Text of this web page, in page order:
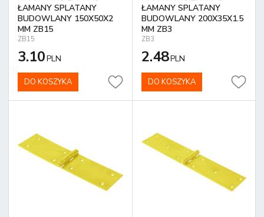
ŁAMANY SPLATANY
BUDOWLANY 150X50X2
MM ZB15
ZB15
3.10PLN
DO KOSZYKA
ŁAMANY SPLATANY
BUDOWLANY 200X35X1.5
MM ZB3
ZB3
2.48PLN
DO KOSZYKA